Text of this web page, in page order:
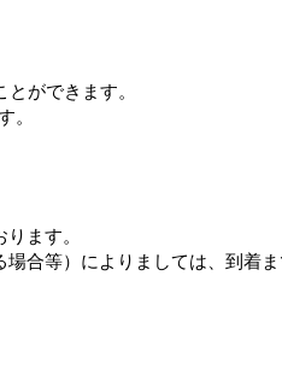
ができます。
。
ます。
合等）によりましては、到着